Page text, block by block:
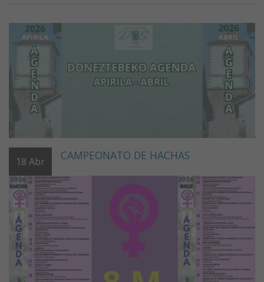
18 Abr CAMPEONATO DE HACHAS